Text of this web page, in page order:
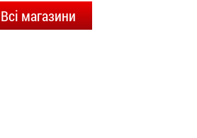
Всі магазини